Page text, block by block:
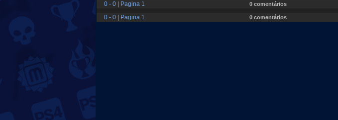
0 - 0 | Pagina 1 0 comentários
0 - 0 | Pagina 1
0 comentários